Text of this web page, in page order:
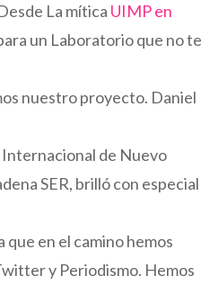
La mítica UIMP en
un Laboratorio que no
nuestro proyecto. Daniel
de Nuevo
SER, brilló con especial
en el camino hemos
y Periodismo. Hemos